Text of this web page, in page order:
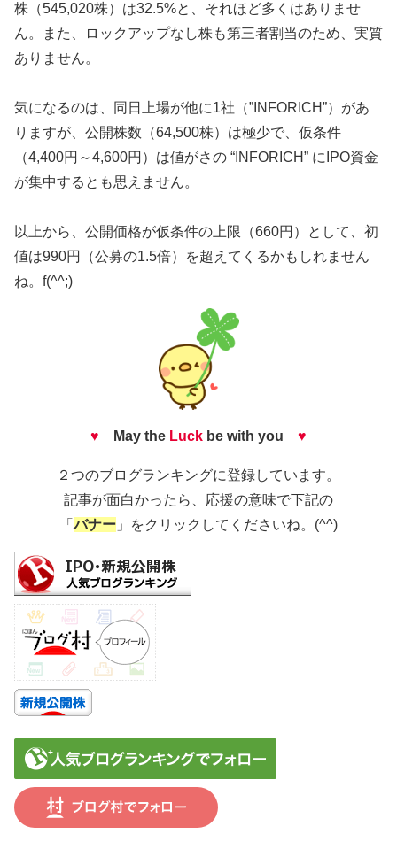
株（545,020株）は32.5%と、それほど多くはありませ
ん。また、ロックアップなし株も第三者割当のため、実質
ありません。
気になるのは、同日上場が他に1社（”INFORICH”）があ
りますが、公開株数（64,500株）は極少で、仮条件
（4,400円～4,600円）は値がさの “INFORICH” にIPO資金
が集中するとも思えません。
以上から、公開価格が仮条件の上限（660円）として、初
値は990円（公募の1.5倍）を超えてくるかもしれません
ね。f(^^;)
♥ May the Luck be with you ♥
２つのブログランキングに登録しています。
記事が面白かったら、応援の意味で下記の
「バナー 」をクリックしてくださいね。(^^)